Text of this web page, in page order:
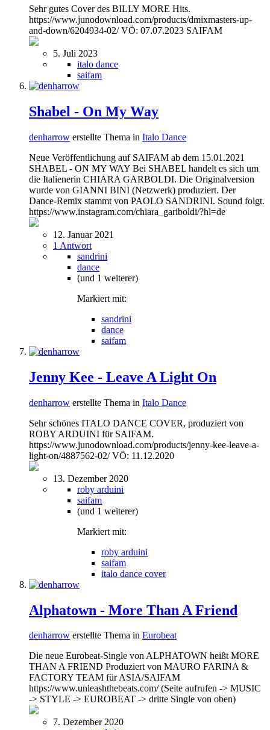
Sehr gutes Cover des BILLY MORE Hits.
https://www.junodownload.com/products/dmixmasters-up-
and-down/6204934-02/ VÖ: 07.07.2023 SAIFAM
5. Juli 2023
italo dance
saifam
Shabel - On My Way
denharrow erstellte Thema in Italo Dance
Neue Veröffentlichung auf SAIFAM ab dem 15.01.2021
SHABEL - ON MY WAY Bei SHABEL handelt es sich um
die Italienerin CHIARA GARBOLDI. Die Originalversion
wurde von GIANNI BINI (Netzwerk) produziert. Der
Dance-Remix stammt von PAOLO SANDRINI. Sound folgt.
https://www.instagram.com/chiara_gariboldi/?hl=de
12. Januar 2021
1 Antwort
sandrini
dance
(und 1 weiterer)
Markiert mit:
sandrini
dance
saifam
Jenny Kee - Leave A Light On
denharrow erstellte Thema in Italo Dance
Sehr schönes ITALO DANCE COVER, produziert von
ROBY ARDUINI für SAIFAM.
https://www.junodownload.com/products/jenny-kee-leave-a-
light-on/4887562-02/ VÖ: 11.12.2020
13. Dezember 2020
roby arduini
saifam
(und 1 weiterer)
Markiert mit:
roby arduini
saifam
italo dance cover
Alphatown - More Than A Friend
denharrow erstellte Thema in Eurobeat
Die neue Eurobeat-Single von ALPHATOWN heißt MORE
THAN A FRIEND Produziert von MAURO FARINA &
FACTORY TEAM für ASIA/SAIFAM
https://www.unleashthebeats.com/ (Seite aufrufen -> MUSIC
-> STYLE -> EUROBEAT -> dritte Single von oben)
7. Dezember 2020